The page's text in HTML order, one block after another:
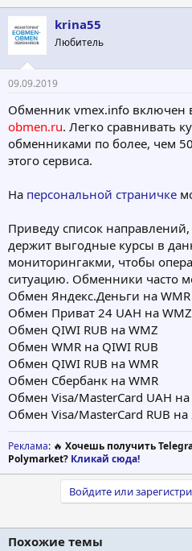
krina55
Любитель
09.09.2019
Обменник vmex.info включен
obmen.ru. Легко сравнивать
обменниками по более, чем
этого сервиса.
На персональной страничке
Приведу список
держит выгодные курсы в
мониторингакми, чтобы
ситуацию. Обменники часто
Обмен Яндекс.Деньги на WMR
Обмен Приват 24 UAH на WMZ
Обмен QIWI RUB на WMZ
Обмен WMR на QIWI RUB
Обмен QIWI RUB на WMR
Обмен Сбербанк на WMR
Обмен Visa/MasterCard UAH
Обмен Visa/MasterCard RUB
Реклама: 🔥 Хочешь получить
Polymarket? Кликай сюда!
Войдите или
Похожие темы